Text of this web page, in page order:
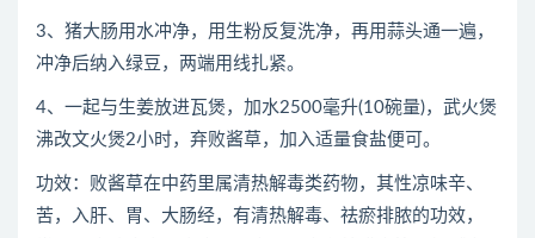
3、猪大肠用水冲净，用生粉反复洗净，再用蒜头通一遍，
冲净后纳入绿豆，两端用线扎紧。
4、一起与生姜放进瓦煲，加水2500毫升(10碗量)，武火煲
沸改文火煲2小时，弃败酱草，加入适量食盐便可。
功效：败酱草在中药里属清热解毒类药物，其性凉味辛、
苦，入肝、胃、大肠经，有清热解毒、祛瘀排脓的功效，